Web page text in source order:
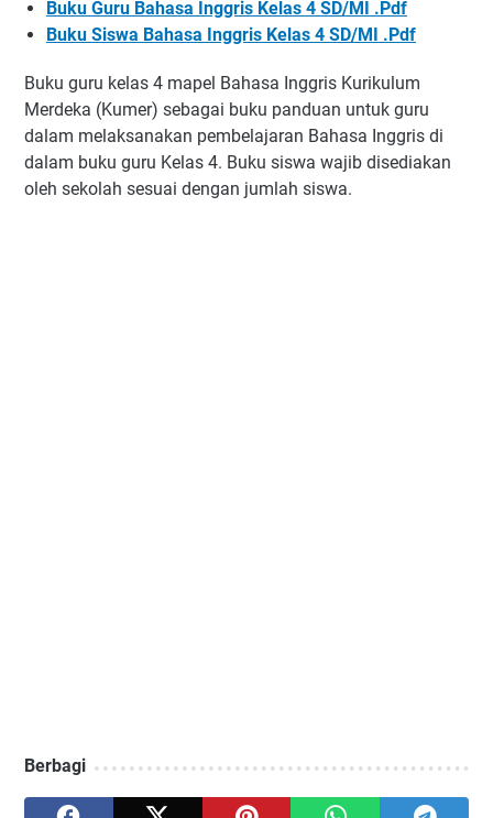
Buku Guru Bahasa Inggris Kelas 4 SD/MI .Pdf
Buku Siswa Bahasa Inggris Kelas 4 SD/MI .Pdf
Buku guru kelas 4 mapel Bahasa Inggris Kurikulum
Merdeka (Kumer) sebagai buku panduan untuk guru
dalam melaksanakan pembelajaran Bahasa Inggris di
dalam buku guru Kelas 4. Buku siswa wajib disediakan
oleh sekolah sesuai dengan jumlah siswa.
Berbagi